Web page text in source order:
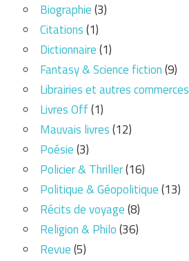
Biographie(3)
Citations(1)
Dictionnaire(1)
Fantasy & Science fiction(9)
Librairies et autres commerces
Livres Off(1)
Mauvais livres(12)
Poésie(3)
Policier & Thriller(16)
Politique & Géopolitique(13)
Récits de voyage(8)
Religion & Philo(36)
Revue(5)